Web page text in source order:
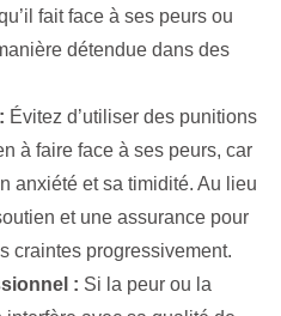
fait face à ses peurs ou
détendue dans des
Évitez d’utiliser des punitions
à faire face à ses peurs, car
anxiété et sa timidité. Au lieu
et une assurance pour
craintes progressivement.
: Si la peur ou la